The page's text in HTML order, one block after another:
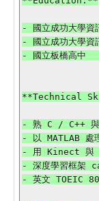
- 國立成功大學
- 國立成功大學
- 國立板橋高
**Technical
- 熟 C / C++ 與
- 以 MATLAB 處
- 用 Kinect 與
- 深度學習框架
- 英文 TOEIC